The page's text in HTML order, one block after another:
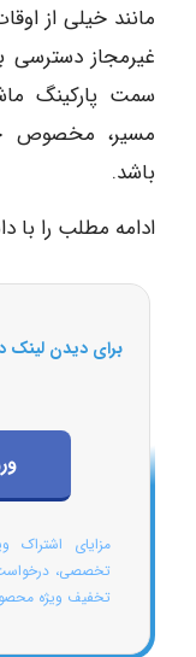
مانند خیلی از
غیرمجاز دسترسی
سمت پارکینگ
مسیر، مخصوص
باشد.
ادامه مطلب را با
برای دیدن لینک
مزایای اشتراک
تخصصی، درخواست
تخفیف ویژه